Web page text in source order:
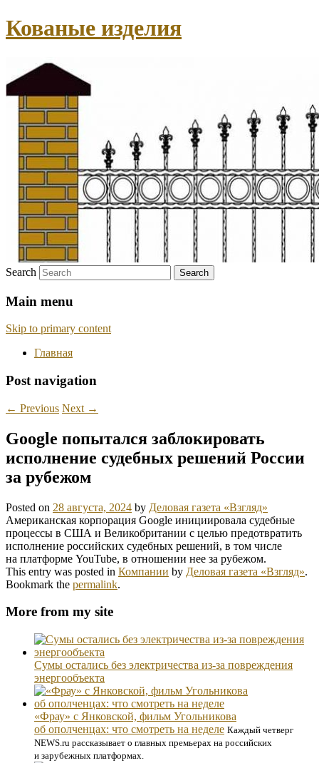
Кованые изделия
Search
Main menu
Skip to primary content
Главная
Post navigation
← Previous Next →
Google попытался заблокировать
исполнение судебных решений России
за рубежом
Posted on 28 августа, 2024 by Деловая газета «Взгляд»
Американская корпорация Google инициировала судебные
процессы в США и Великобритании с целью предотвратить
исполнение российских судебных решений, в том числе
на платформе YouTube, в отношении нее за рубежом.
This entry was posted in Компании by Деловая газета «Взгляд».
Bookmark the permalink.
More from my site
Сумы остались без электричества из-за повреждения
энергообъекта
«Фрау» с Янковской, фильм Угольникова
об ополченцах: что смотреть на неделе Каждый четверг
NEWS.ru рассказывает о главных премьерах на российских
и зарубежных платформах.